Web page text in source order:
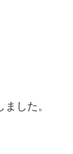
した。